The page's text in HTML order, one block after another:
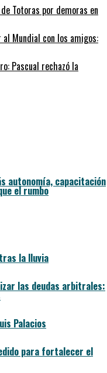
Totoras por demoras en
Mundial con los amigos:
Pascual rechazó la
autonomía, capacitación
el rumbo
la lluvia
las deudas arbitrales:
Palacios
para fortalecer el